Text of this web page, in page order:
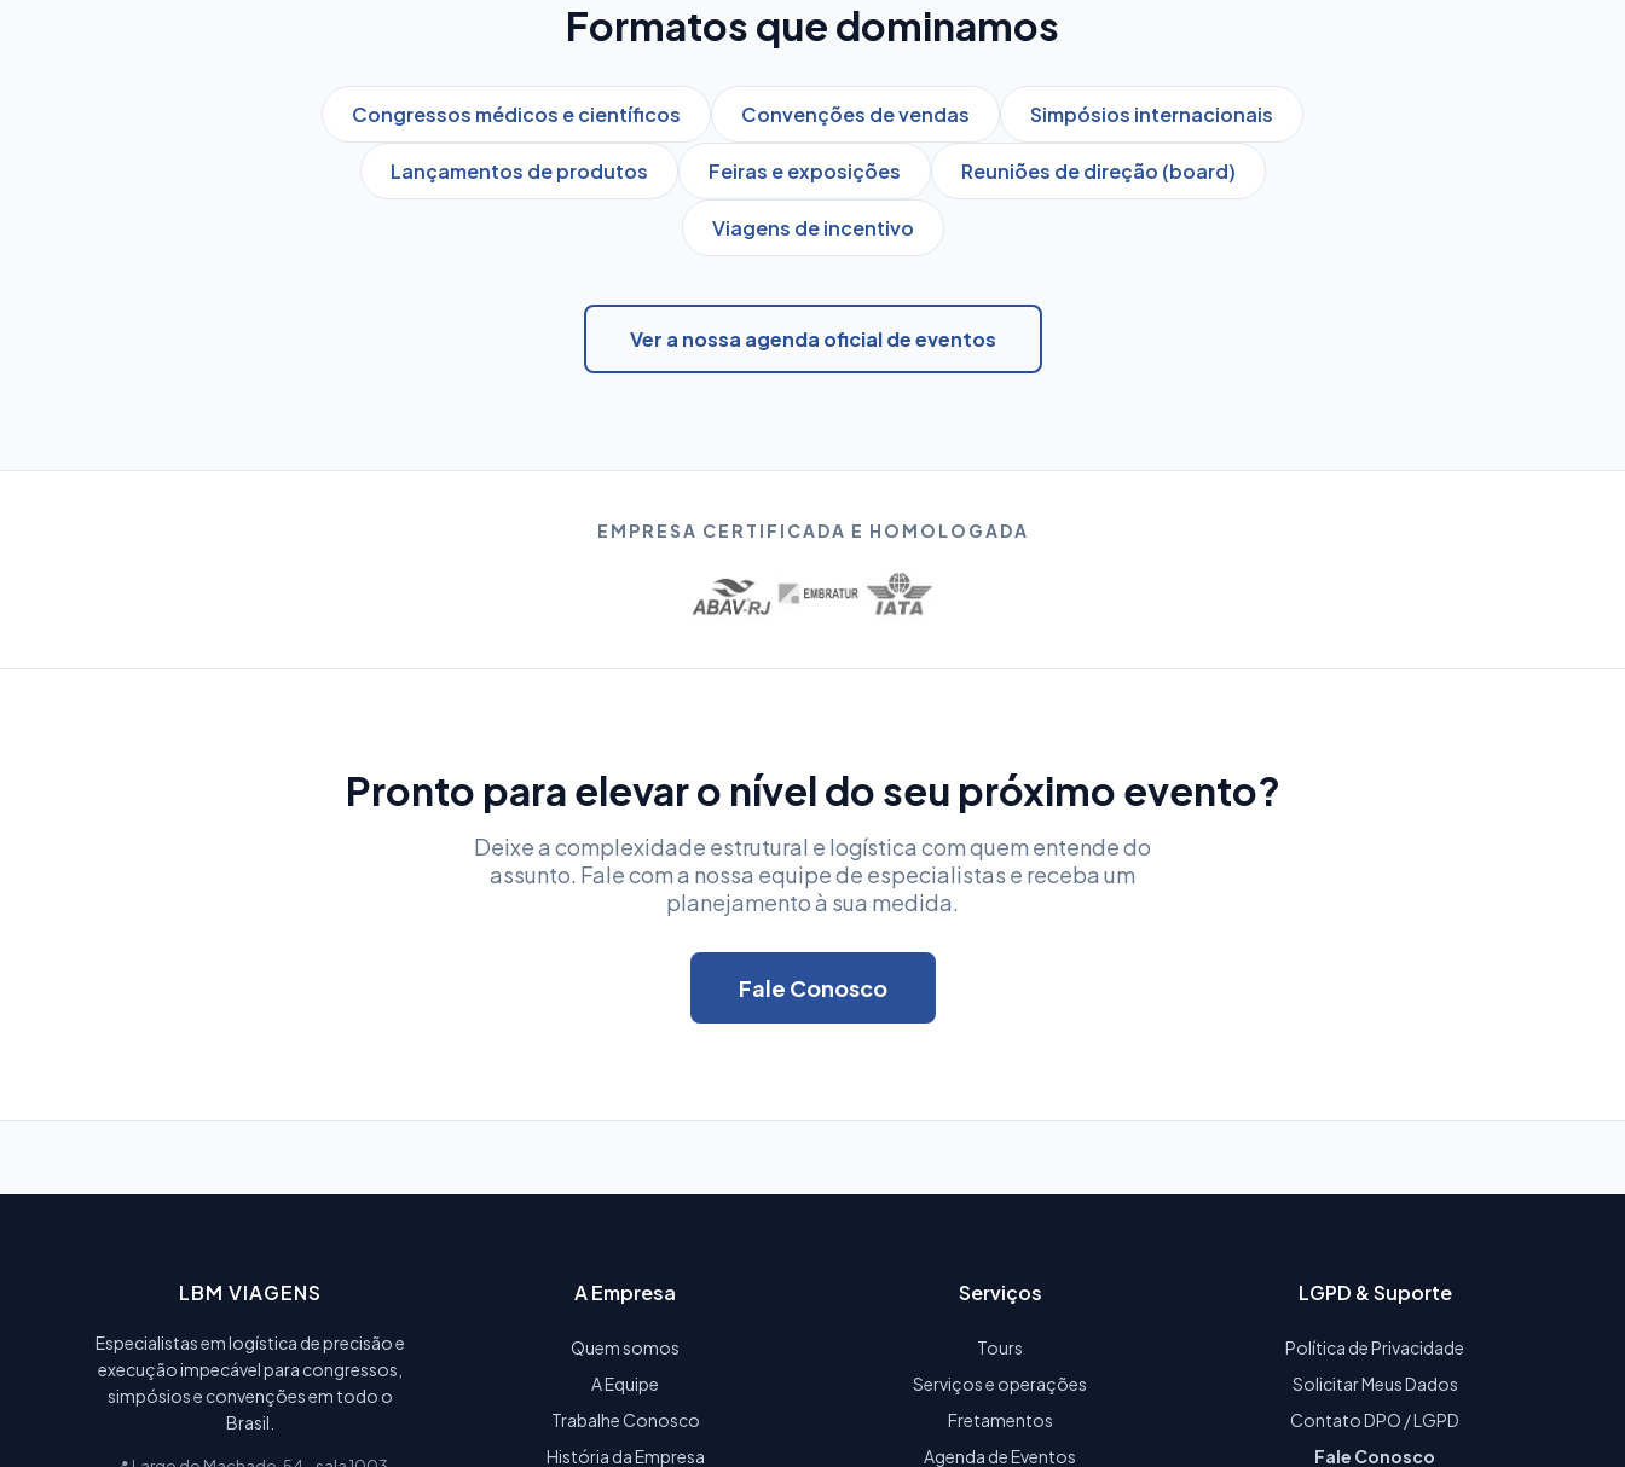
Formatos que dominamos
Congressos médicos e científicos Convenções de vendas Simpósios internacionais
Lançamentos de produtos Feiras e exposições Reuniões de direção (board)
Viagens de incentivo
Ver a nossa agenda oficial de eventos
EMPRESA CERTIFICADA E HOMOLOGADA
Pronto para elevar o nível do seu próximo evento?
Deixe a complexidade estrutural e logística com quem entende do
assunto. Fale com a nossa equipe de especialistas e receba um
planejamento à sua medida.
Fale Conosco
LBM VIAGENS
Especialistas em logística de precisão e
execução impecável para congressos,
simpósios e convenções em todo o
Brasil.
A Empresa
Quem somos
A Equipe
Trabalhe Conosco
História da Empresa
Serviços
Tours
Serviços e operações
Fretamentos
Agenda de Eventos
LGPD & Suporte
Política de Privacidade
Solicitar Meus Dados
Contato DPO / LGPD
Fale Conosco